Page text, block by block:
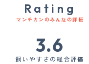
Rating
マンチカンのみんなの評価
3.6
飼いやすさの総合評価